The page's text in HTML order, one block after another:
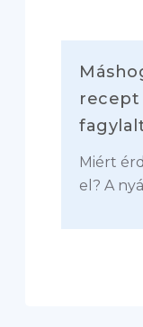
recept
Miért
el? A